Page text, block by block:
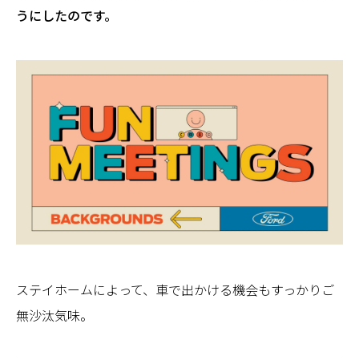
うにしたのです。
ステイホームによって、車で出かける機会もすっかりご
無沙汰気味。